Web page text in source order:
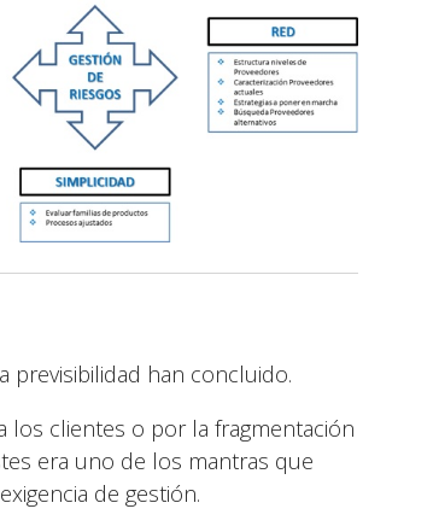
previsibilidad han concluido.
los clientes o por la fragmentación
era uno de los mantras que
de gestión.